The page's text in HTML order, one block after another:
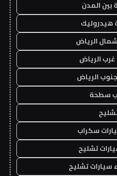
المدن
الرياض
الرياض
الرياض
سطحة
سكراب
تشليح
سيارات تشليح